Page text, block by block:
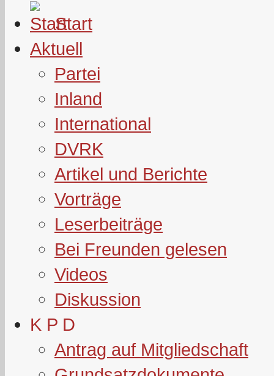
Start
Aktuell
Partei
Inland
International
DVRK
Artikel und Berichte
Vorträge
Leserbeiträge
Bei Freunden gelesen
Videos
Diskussion
K P D
Antrag auf Mitgliedschaft